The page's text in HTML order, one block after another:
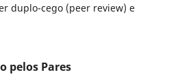
duplo-cego (peer review) e
pelos Pares